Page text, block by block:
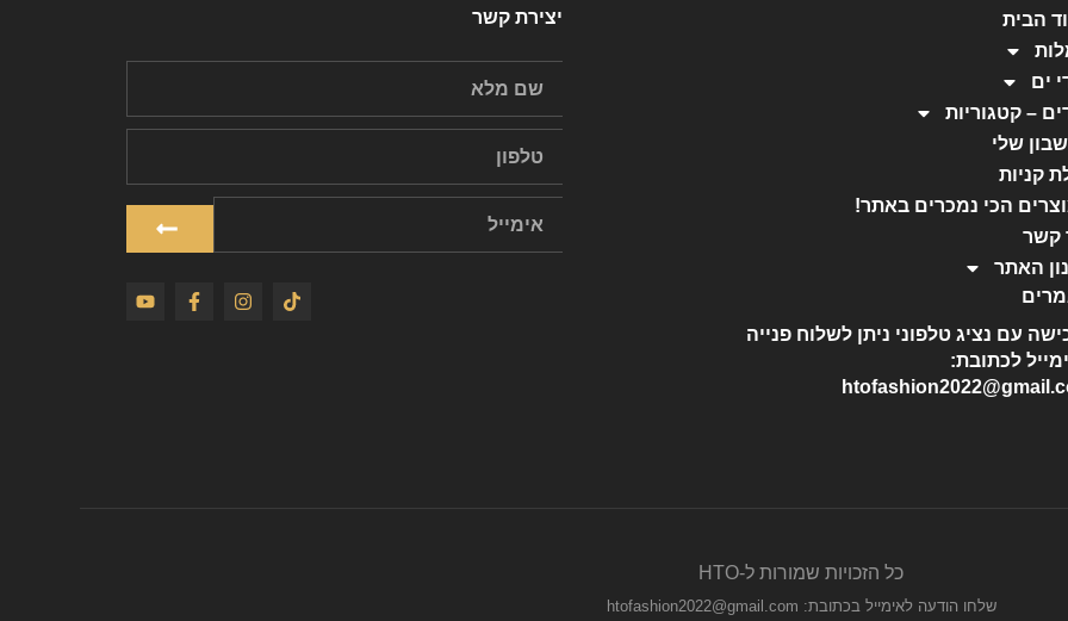
הבית
ים
– קטגוריות
שלי
קניות
הכי נמכרים באתר!
קשר
האתר
עם נציג טלפוני ניתן לשלוח פנייה
לכתובת:
יצירת קשר
כל הזכויות שמורות ל-HTO
שלחו הודעה לאימייל בכתובת: htofashion2022@gmail.com